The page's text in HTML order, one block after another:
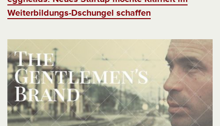
Weiterbildungs-Dschungel schaffen